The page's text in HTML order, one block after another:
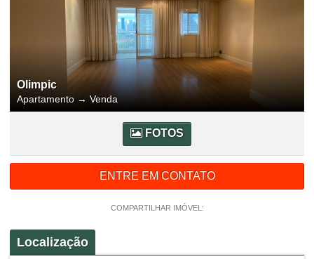
Olimpic
Apartamento → Venda
FOTOS
ENTRE EM CONTATO
COMPARTILHAR IMÓVEL:
Localização